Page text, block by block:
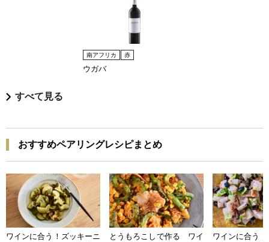
南アフリカ 赤
ウガバ
すべて見る
おすすめペアリングレシピまとめ
ワインに合う！ズッキーニ
とうもろこしで作る ワイ
ワインに合う